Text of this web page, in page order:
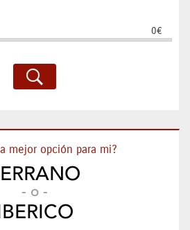
0€
mejor opción para mi?
- o -